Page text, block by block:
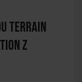
terrain
Z